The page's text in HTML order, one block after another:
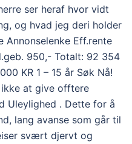
ser heraf hvor vidt
og hvad jeg deri holder
Eff.rente
950,- Totalt: 92 354
KR 1 – 15 år Søk Nå!
at give offtere
Uleylighed . Dette for å
lang avanse som går til
svært djervt og